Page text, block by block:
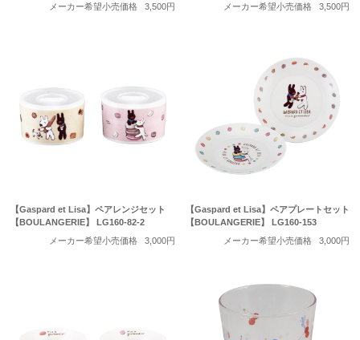
メーカー希望小売価格 3,500円 メーカー希望小売価格 3,500円
【Gaspard et Lisa】ペアレンジセット
【BOULANGERIE】 LG160-82-2
メーカー希望小売価格
3,000円
【Gaspard et Lisa】ペアプレートセット
【BOULANGERIE】 LG160-153
メーカー希望小売価格
3,000円